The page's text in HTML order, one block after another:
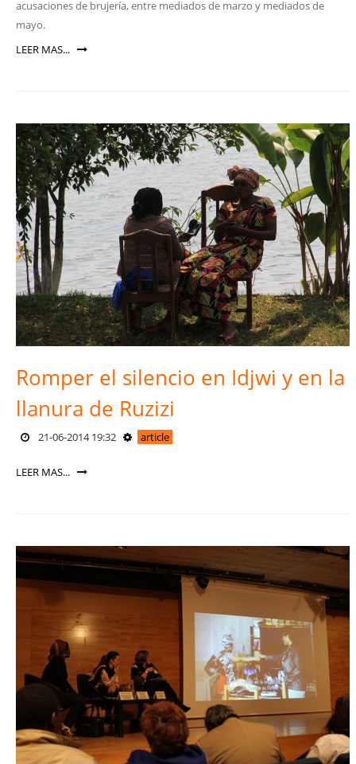
acusaciones de brujería, entre mediados de marzo y mediados de
mayo.
LEER MAS...
Romper el silencio en Idjwi y en la
llanura de Ruzizi
21-06-2014 19:32 article
LEER MAS...